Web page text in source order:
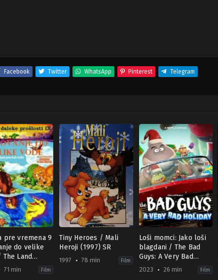
Facebook Twitter WhatsApp Pinterest Telegram
pre vremena 9
do velike
Land
IX:
to Big Water
71 min Film
Tiny Heroes / Mali
Heroji (1997) SR
1997 78 min Film
Loši momci: Jako loši
blagdani / The Bad
Guys: A Very Bad
Holiday (2023) HR
2023 26 min Film